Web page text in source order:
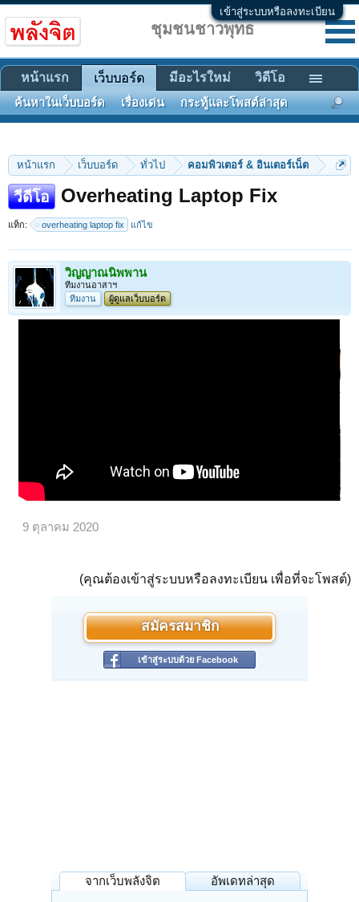
เข้าสู่ระบบหรือลงทะเบียน
หน้าแรก เว็บบอร์ด ทั่วไป คอมพิวเตอร์ & อินเตอร์เน็ต
วีดีโอ Overheating Laptop Fix
แท็ก: overheating laptop fix แก้ไข
วิญญาณนิพพาน
ทีมงานอาสาฯ
ทีมงาน
ผู้ดูแลเว็บบอร์ด
9 ตุลาคม 2020
(คุณต้องเข้าสู่ระบบหรือลงทะเบียน เพื่อที่จะโพสต์)
สมัครสมาชิก
เข้าสู่ระบบด้วย Facebook
จากเว็บพลังจิต อัพเดทล่าสุด
ชุมชนชาวพุทธ
หน้าแรก เว็บบอร์ด
ค้นหาในเว็บบอร์ด เรื่องเด่น กระทู้และโพสต์ล่าสุด
มีอะไรใหม่ วิดีโอ